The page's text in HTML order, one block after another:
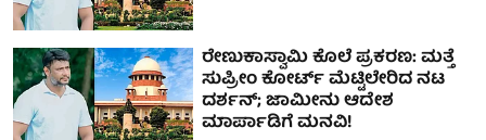
ರೇಣುಕಾಸ್ವಾಮಿ ಕೊಲೆ ಪ್ರಕರಣ: ಮತ್ತೆ
ಸುಪ್ರೀಂ ಕೋರ್ಟ್ ಮೆಟ್ಟಿಲೇರಿದ ನಟ
ದರ್ಶನ್; ಜಾಮೀನು ಆದೇಶ
ಮಾರ್ಪಾಡಿಗೆ ಮನವಿ!